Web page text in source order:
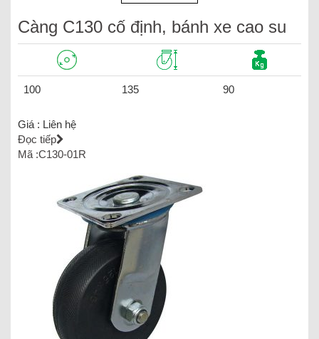
Càng C130 cố định, bánh xe cao su
100 135 90
Giá : Liên hệ
Đọc tiếp
Mã :C130-01R